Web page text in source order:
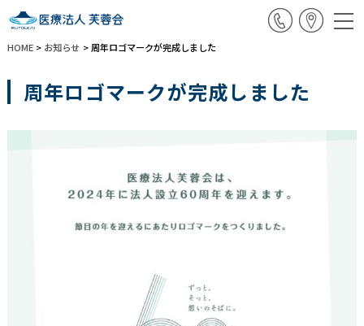
HOME > お知らせ > 周年ロゴマークが完成しました
周年ロゴマークが完成しました